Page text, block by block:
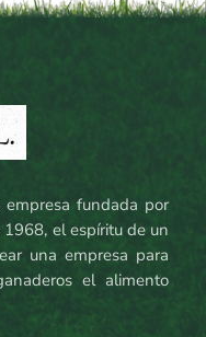
empresa fundada por
1968, el espíritu de un
una empresa para
el alimento